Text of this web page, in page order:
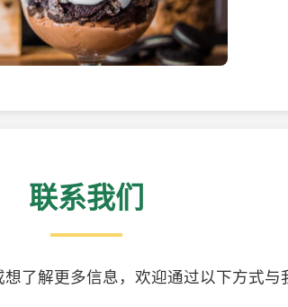
联系我们
了解更多信息，欢迎通过以下方式与